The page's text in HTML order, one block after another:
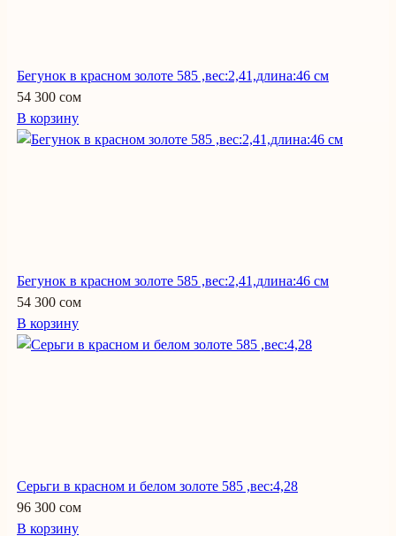
Бегунок в красном золоте 585 ,вес:2,41,длина:46 см
54 300 сом
В корзину
Бегунок в красном золоте 585 ,вес:2,41,длина:46 см
54 300 сом
В корзину
Серьги в красном и белом золоте 585 ,вес:4,28
96 300 сом
В корзину